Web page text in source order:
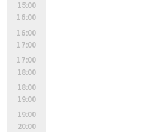
15:00
16:00
16:00
17:00
17:00
18:00
18:00
19:00
19:00
20:00